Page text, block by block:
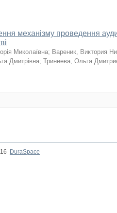
механізму проведення
Миколаївна; Вареник, Виктория
Дмитрівна; Тринеева, Ольга
DuraSpace